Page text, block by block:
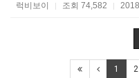
럭비보이 | 조회 74,582 |
1 2